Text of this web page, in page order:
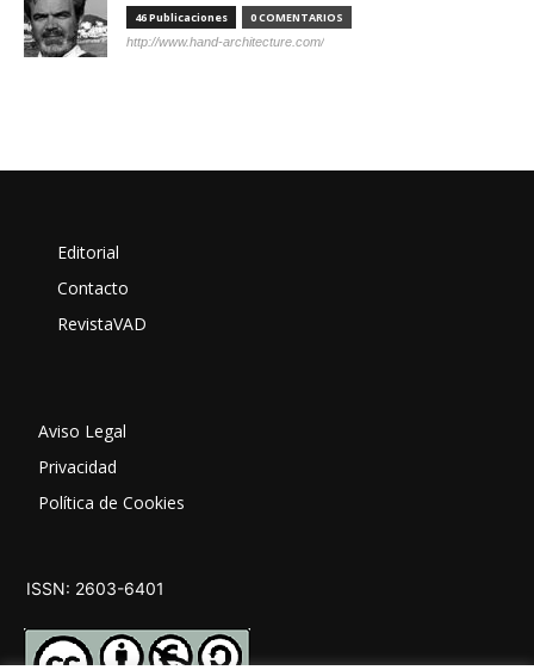
46 Publicaciones 0 COMENTARIOS
http://www.hand-architecture.com/
Editorial
Contacto
RevistaVAD
Aviso Legal
Privacidad
Política de Cookies
ISSN: 2603-6401